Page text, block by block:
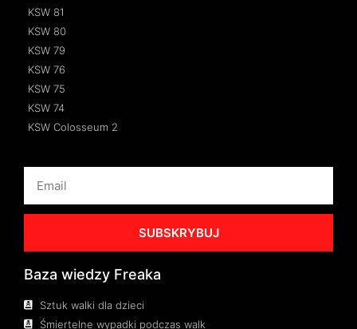
KSW 81
KSW 80
KSW 79
KSW 76
KSW 75
KSW 74
KSW Colosseum 2
SUBSKRYBUJ
Baza wiedzy Freaka
Sztuk walki dla dzieci
Śmiertelne wypadki podczas walk